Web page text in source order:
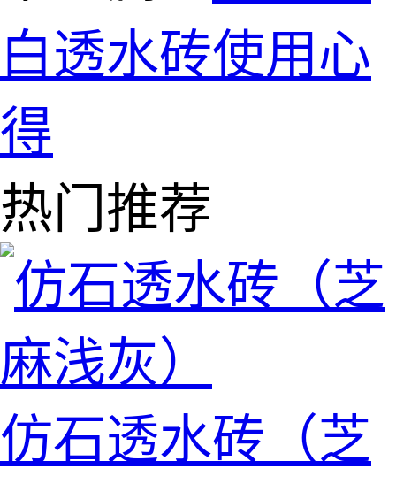
白透水砖使用心
得
热门推荐
仿石透水砖（芝